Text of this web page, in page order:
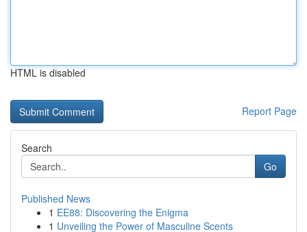
HTML is disabled
Report Page
Search
Go
Published News
1 EE88: Discovering the Enigma
1 Unveiling the Power of Masculine Scents